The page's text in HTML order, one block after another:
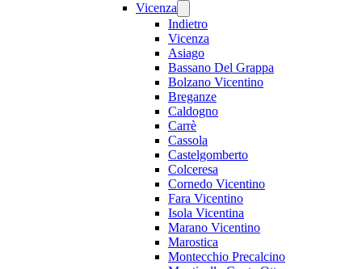
Vicenza
Indietro
Vicenza
Asiago
Bassano Del Grappa
Bolzano Vicentino
Breganze
Caldogno
Carrè
Cassola
Castelgomberto
Colceresa
Cornedo Vicentino
Fara Vicentino
Isola Vicentina
Marano Vicentino
Marostica
Montecchio Precalcino